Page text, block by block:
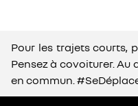
Pour les trajets courts,
Pensez à covoiturer.
en commun.